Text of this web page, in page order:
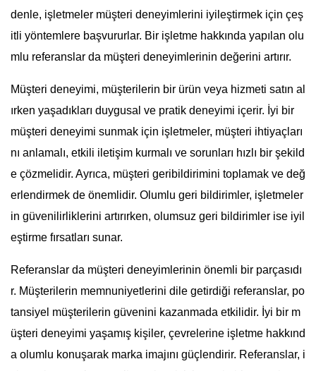
denle, işletmeler müşteri deneyimlerini iyileştirmek için çeş
itli yöntemlere başvururlar. Bir işletme hakkında yapılan olu
mlu referanslar da müşteri deneyimlerinin değerini artırır.
Müşteri deneyimi, müşterilerin bir ürün veya hizmeti satın al
ırken yaşadıkları duygusal ve pratik deneyimi içerir. İyi bir
müşteri deneyimi sunmak için işletmeler, müşteri ihtiyaçları
nı anlamalı, etkili iletişim kurmalı ve sorunları hızlı bir şekild
e çözmelidir. Ayrıca, müşteri geribildirimini toplamak ve değ
erlendirmek de önemlidir. Olumlu geri bildirimler, işletmeler
in güvenilirliklerini artırırken, olumsuz geri bildirimler ise iyil
eştirme fırsatları sunar.
Referanslar da müşteri deneyimlerinin önemli bir parçasıdı
r. Müşterilerin memnuniyetlerini dile getirdiği referanslar, po
tansiyel müşterilerin güvenini kazanmada etkilidir. İyi bir m
üşteri deneyimi yaşamış kişiler, çevrelerine işletme hakkınd
a olumlu konuşarak marka imajını güçlendirir. Referanslar, i